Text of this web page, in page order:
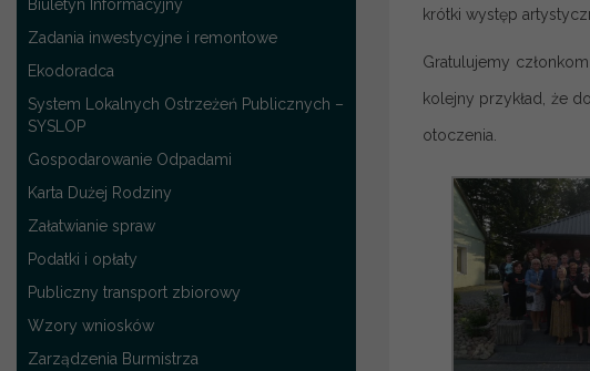
Biuletyn Informacyjny
Zadania inwestycyjne i remontowe
Ekodoradca
System Lokalnych Ostrzeżeń Publicznych –
SYSLOP
Gospodarowanie Odpadami
Karta Dużej Rodziny
Załatwianie spraw
Podatki i opłaty
Publiczny transport zbiorowy
Wzory wniosków
Zarządzenia Burmistrza
krótki występ
Gratulujemy
kolejny przykład, że
otoczenia.